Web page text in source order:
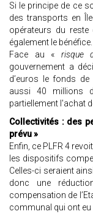
Si le principe de ce
des transports en
opérateurs du reste
également le bénéfice.
Face au « risque
gouvernement a
d’euros le fonds
aussi 40 millions
partiellement l'achat
Collectivités : des
prévu »
Enfin, ce PLFR 4
les dispositifs
Celles-ci seraient
donc une
compensation de
communal qui ont